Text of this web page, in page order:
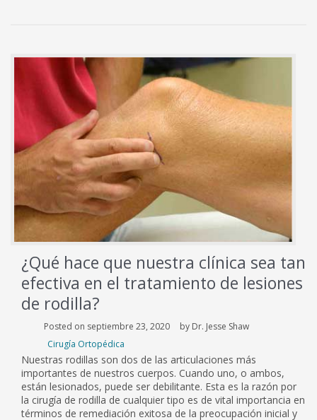
ruptura
menisco
¿Qué hace que nuestra clínica sea tan
efectiva en el tratamiento de lesiones
de rodilla?
Posted on septiembre 23, 2020
by Dr. Jesse Shaw
Cirugía Ortopédica
Nuestras rodillas son dos de las articulaciones más
importantes de nuestros cuerpos. Cuando uno, o ambos,
están lesionados, puede ser debilitante. Esta es la razón por
la cirugía de rodilla de cualquier tipo es de vital importancia en
términos de remediación exitosa de la preocupación inicial y